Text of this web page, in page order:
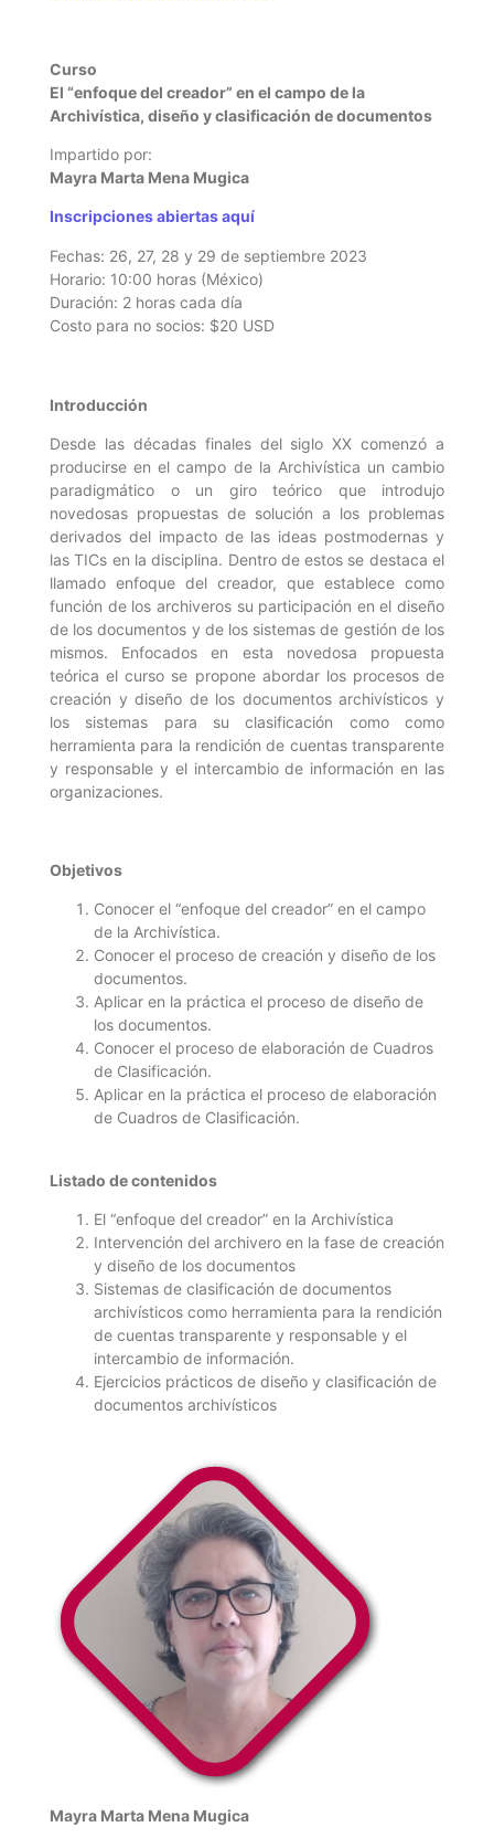
Curso
El “enfoque del creador” en el campo de la
Archivística, diseño y clasificación de documentos
Impartido por:
Mayra Marta Mena Mugica
Inscripciones abiertas aquí
Fechas: 26, 27, 28 y 29 de septiembre 2023
Horario: 10:00 horas (México)
Duración: 2 horas cada día
Costo para no socios: $20 USD
Introducción
Desde las décadas finales del siglo XX comenzó a
producirse en el campo de la Archivística un cambio
paradigmático o un giro teórico que introdujo
novedosas propuestas de solución a los problemas
derivados del impacto de las ideas postmodernas y
las TICs en la disciplina. Dentro de estos se destaca el
llamado enfoque del creador, que establece como
función de los archiveros su participación en el diseño
de los documentos y de los sistemas de gestión de los
mismos. Enfocados en esta novedosa propuesta
teórica el curso se propone abordar los procesos de
creación y diseño de los documentos archivísticos y
los sistemas para su clasificación como como
herramienta para la rendición de cuentas transparente
y responsable y el intercambio de información en las
organizaciones.
Objetivos
Conocer el “enfoque del creador” en el campo
de la Archivística.
Conocer el proceso de creación y diseño de los
documentos.
Aplicar en la práctica el proceso de diseño de
los documentos.
Conocer el proceso de elaboración de Cuadros
de Clasificación.
Aplicar en la práctica el proceso de elaboración
de Cuadros de Clasificación.
Listado de contenidos
El “enfoque del creador” en la Archivística
Intervención del archivero en la fase de creación
y diseño de los documentos
Sistemas de clasificación de documentos
archivísticos como herramienta para la rendición
de cuentas transparente y responsable y el
intercambio de información.
Ejercicios prácticos de diseño y clasificación de
documentos archivísticos
Mayra Marta Mena Mugica